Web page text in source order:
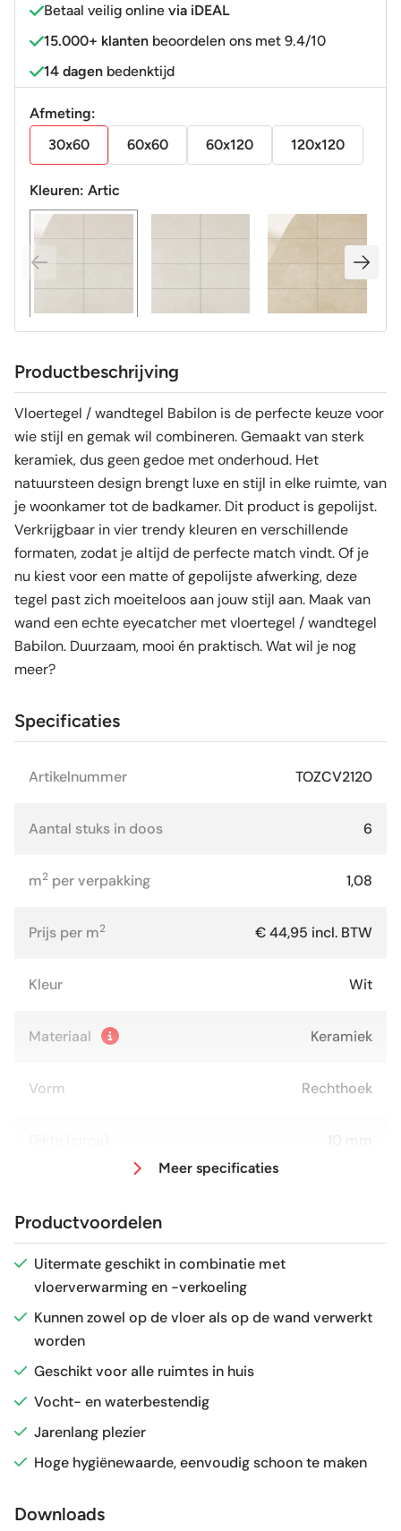
Betaal veilig online via iDEAL
15.000+ klanten beoordelen ons met 9.4/10
14 dagen bedenktijd
Afmeting:
30x60
60x60 60x120 120x120
Kleuren: Artic
Productbeschrijving
Vloertegel / wandtegel Babilon is de perfecte keuze voor
wie stijl en gemak wil combineren. Gemaakt van sterk
keramiek, dus geen gedoe met onderhoud. Het
natuursteen design brengt luxe en stijl in elke ruimte, van
je woonkamer tot de badkamer. Dit product is gepolijst.
Verkrijgbaar in vier trendy kleuren en verschillende
formaten, zodat je altijd de perfecte match vindt. Of je
nu kiest voor een matte of gepolijste afwerking, deze
tegel past zich moeiteloos aan jouw stijl aan. Maak van
wand een echte eyecatcher met vloertegel / wandtegel
Babilon. Duurzaam, mooi én praktisch. Wat wil je nog
meer?
Specificaties
Artikelnummer TOZCV2120
Aantal stuks in doos 6
m2 per verpakking 1,08
Prijs per m2 € 44,95 incl. BTW
Kleur Wit
Materiaal Keramiek
Vorm Rechthoek
Glans / Mat Glans
Gerectificeerd
Vorstbestendig
Sortering
Craquelé Nee
Geschikt voor vloerverwarming
Meer specificaties
Productvoordelen
Uitermate geschikt in combinatie met
vloerverwarming en -verkoeling
Kunnen zowel op de vloer als op de wand verwerkt
worden
Geschikt voor alle ruimtes in huis
Vocht- en waterbestendig
Jarenlang plezier
Hoge hygiënewaarde, eenvoudig schoon te maken
Downloads